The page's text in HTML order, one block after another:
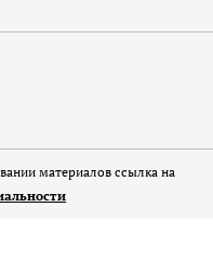
материалов ссылка на